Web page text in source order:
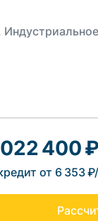
022 400 ₽
от 6 353